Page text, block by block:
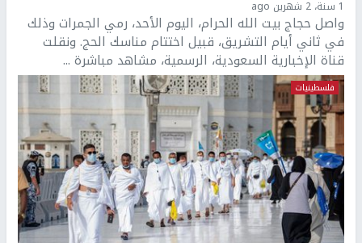
1 سنة، 2 شهرين ago
واصل حجاج بيت الله الحرام، اليوم الأحد، رمي الجمرات وذلك
في ثاني أيام التشريق، قبيل اختتام مناسك الحج. ونقلت
قناة الإخبارية السعودية، الرسمية، مشاهد مباشرة ...
فلسطينيات